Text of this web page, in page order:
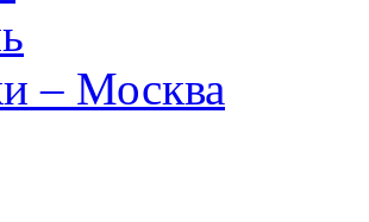
– Москва